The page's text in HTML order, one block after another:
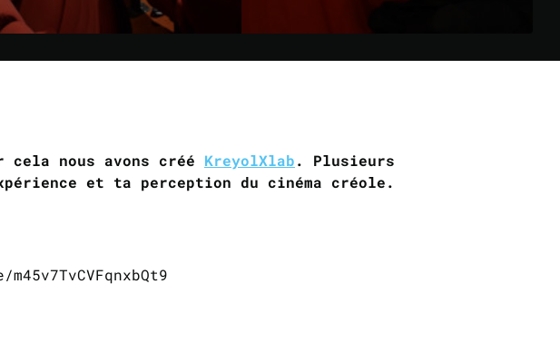
cela nous avons créé KreyolXlab.
Plusieurs
et ta perception du cinéma créole.